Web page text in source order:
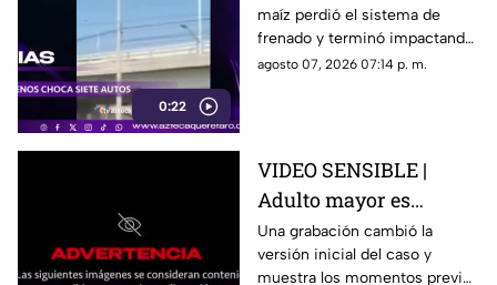
0:22
embiste a siete
vehículos
maíz perdió el sistema de
frenado y terminó impactando
a siete vehículos que
agosto 07, 2026 07:14 p. m.
VIDEO SENSIBLE |
Adulto mayor es
atropell4do por tráiler;
fue empujado antes de
Una grabación cambió la
versión inicial del caso y
muestra los momentos previos